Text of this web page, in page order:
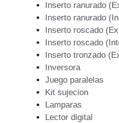
Inserto ranurado
Inserto ranurado
Inserto roscado
Inserto roscado
Inserto tronzado
Inversora
Juego paralelas
Kit sujecion
Lamparas
Lector digital